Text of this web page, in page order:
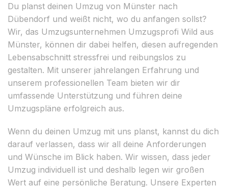
Du planst deinen Umzug von Münster nach
Dübendorf und weißt nicht, wo du anfangen sollst?
Wir, das Umzugsunternehmen Umzugsprofi Wild aus
Münster, können dir dabei helfen, diesen aufregenden
Lebensabschnitt stressfrei und reibungslos zu
gestalten. Mit unserer jahrelangen Erfahrung und
unserem professionellen Team bieten wir dir
umfassende Unterstützung und führen deine
Umzugspläne erfolgreich aus.
Wenn du deinen Umzug mit uns planst, kannst du dich
darauf verlassen, dass wir all deine Anforderungen
und Wünsche im Blick haben. Wir wissen, dass jeder
Umzug individuell ist und deshalb legen wir großen
Wert auf eine persönliche Beratung. Unsere Experten